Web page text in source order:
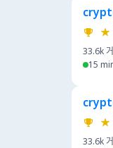
33.6k
15
33.6k